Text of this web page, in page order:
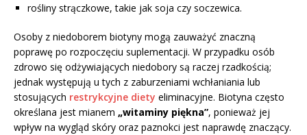
rośliny strączkowe, takie jak soja czy soczewica.
Osoby z niedoborem biotyny mogą zauważyć znaczną
poprawę po rozpoczęciu suplementacji. W przypadku osób
zdrowo się odżywiających niedobory są raczej rzadkością;
jednak występują u tych z zaburzeniami wchłaniania lub
stosujących restrykcyjne diety eliminacyjne. Biotyna często
określana jest mianem „witaminy piękna”, ponieważ jej
wpływ na wygląd skóry oraz paznokci jest naprawdę znaczący.